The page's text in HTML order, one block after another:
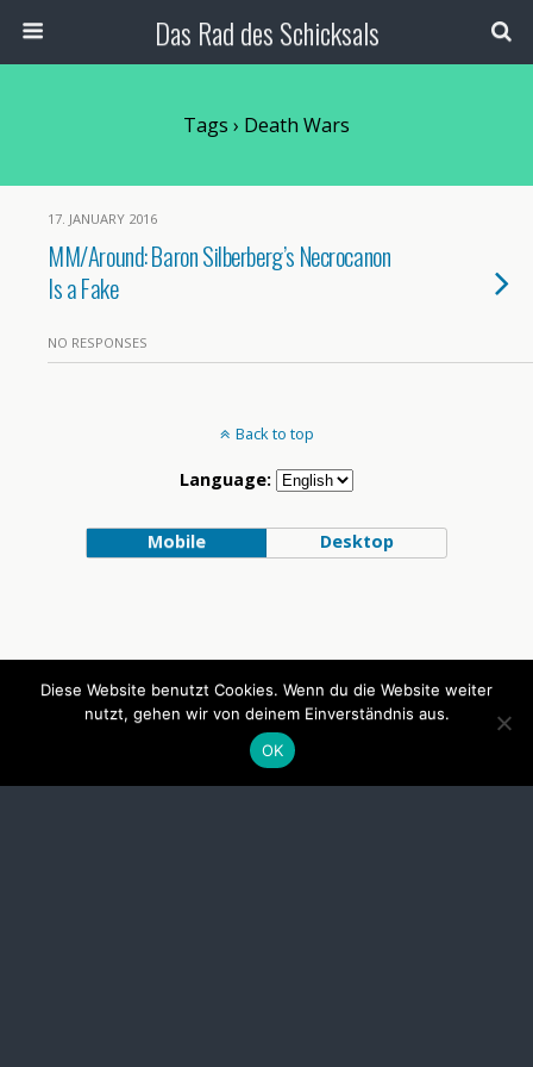
Das Rad des Schicksals
Tags › Death Wars
17. JANUARY 2016
MM/Around: Baron Silberberg’s Necrocanon
Is a Fake
NO RESPONSES
Back to top
Language:
Mobile Desktop
Diese Website benutzt Cookies. Wenn du die Website weiter
nutzt, gehen wir von deinem Einverständnis aus.
OK